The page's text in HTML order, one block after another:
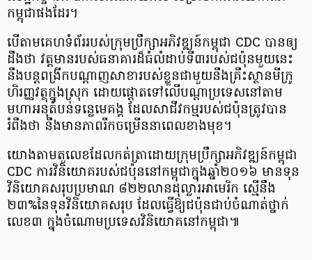
កម្ពុជា​ផង​ដែរ។
បើ​តាម​គេហទំព័រ​របស់​​ក្រុម​ប្រឹក្សា​អភិវឌ្ឍន៍​កម្ពុជា CDC បាន​ឲ្យ​
ដឹង​ថា វត្តមាន​របស់​ធនាគារ​ដ៏​ធំ​លំដាប់​ទី​៣​របស់​ជប៉ុន​មួយ​នេះ
នឹង​បន្ត​ពង្រីក​បណ្ដាញ​សាខា​របស់​ខ្លួន​ជាមួយ​នឹង​គ្រឹះស្ថាន​មីក្រូ​
ហិរញ្ញ​វត្ថុ​ក្នុង​ស្រុក ដោយ​ផ្តោត​ទៅ​លើ​បណ្ដា​ប្រទេស​នៅ​តាម​
មហា​អនុតំបន់​ទន្លេ​មេគង្គ ដែល​សាជីវកម្ម​របស់​ជប៉ុន​ត្រូវ​បាន​
រំពឹង​ថា នឹង​មាន​ភាព​រីក​ចម្រើន​នា​ពេល​ខាង​មុខ។
យោង​តាម​តួលេខ​ដែល​កត់ត្រា​ដោយ​ក្រុមប្រឹក្សា​អភិវឌ្ឍន៍​កម្ពុជា
CDC ការ​វិនិយោគ​របស់​ជប៉ុន​នៅ​កម្ពុជា​ក្នុង​ឆ្នាំ​២០១៦ មាន​ទុន​
វិនិយោគ​សរុប​ប្រមាណ ៨២២​លាន​ដុល្លារ​អាមេរិក ស្មើនឹង​
២៣%​នៃ​ទុន​វិនិយោគ​សរុប ដែល​ធ្វើ​ឱ្យ​ជប៉ុន​ជាប់​ចំណាត់​ថ្នាក់​
លេខ​៣ ក្នុង​ចំណោម​ប្រទេស​វិនិយោគ​នៅ​កម្ពុជា៕